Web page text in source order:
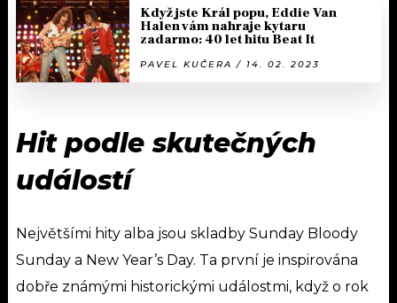
Když jste Král popu, Eddie Van
Halen vám nahraje kytaru
zadarmo: 40 let hitu Beat It
PAVEL KUČERA / 14. 02. 2023
Hit podle skutečných
událostí
Největšími hity alba jsou skladby Sunday Bloody
Sunday a New Year’s Day. Ta první je inspirována
dobře známými historickými událostmi, když o rok